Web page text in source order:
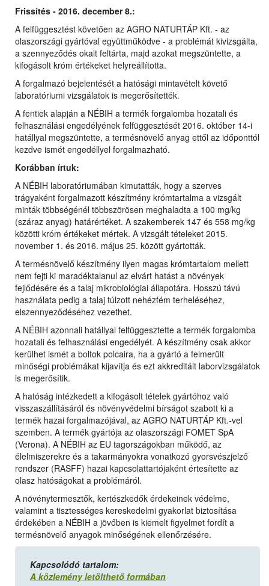
Frissítés - 2016. december 8.:
A felfüggesztést követően az AGRO NATURTÁP Kft. - az
olaszországi gyártóval együttműködve - a problémát kivizsgálta,
a szennyeződés okait feltárta, majd azokat megszüntette, a
kifogásolt króm értékeket helyreállította.
A forgalmazó bejelentését a hatósági mintavételt követő
laboratóriumi vizsgálatok is megerősítették.
A fentiek alapján a NÉBIH a termék forgalomba hozatali és
felhasználási engedélyének felfüggesztését 2016. október 14-i
hatállyal megszüntette, a termésnövelő anyag ettől az időponttól
kezdve ismét engedéllyel forgalmazható.
Korábban írtuk:
A NÉBIH laboratóriumában kimutatták, hogy a szerves
trágyaként forgalmazott készítmény krómtartalma a vizsgált
minták többségénél többszörösen meghaladta a 100 mg/kg
(száraz anyag) határértéket. A szakemberek 147 és 558 mg/kg
közötti króm értékeket mértek. A vizsgált tételeket 2015.
november 1. és 2016. május 25. között gyártották.
A termésnövelő készítmény ilyen magas krómtartalom mellett
nem fejti ki maradéktalanul az elvárt hatást a növények
fejlődésére és a talaj mikrobiológiai állapotára. Hosszú távú
használata pedig a talaj túlzott nehézfém terheléséhez,
elszennyeződéséhez vezethet.
A NÉBIH azonnali hatállyal felfüggesztette a termék forgalomba
hozatali és felhasználási engedélyét. A készítmény csak akkor
kerülhet ismét a boltok polcaira, ha a gyártó a felmerült
minőségi problémákat kijavítja és ezt akkreditált laborvizsgálatok
is megerősítik.
A hatóság intézkedett a kifogásolt tételek gyártóhoz való
visszaszállításáról és növényvédelmi bírságot szabott ki a
termék hazai forgalmazójával, az AGRO NATURTÁP Kft.-vel
szemben. A termék gyártója az olaszországi FOMET SpA
(Verona). A NÉBIH az EU tagországokban működő, az
élelmiszerekre és a takarmányokra vonatkozó gyorsvészjelző
rendszer (RASFF) hazai kapcsolattartójaként értesítette az
olasz hatóságokat a problémáról.
A növénytermesztők, kertészkedők érdekeinek védelme,
valamint a tisztességes kereskedelmi gyakorlat biztosítása
érdekében a NÉBIH a jövőben is kiemelt figyelmet fordít a
termésnövelő anyagok minőségének ellenőrzésére.
Kapcsolódó tartalom:
A közlemény letölthető formában